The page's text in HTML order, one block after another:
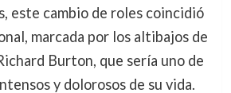
este cambio de roles coincidió
marcada por los altibajos de
Burton, que sería uno de
y dolorosos de su vida.